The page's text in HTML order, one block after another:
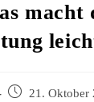
macht
Beitrag21. Oktober